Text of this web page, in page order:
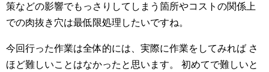
策などの影響でもっさりしてしまう箇所やコストの関係上
での肉抜き穴は最低限処理したいですね。
今回行った作業は全体的には、実際に作業をしてみれば さ
ほど難しいことはなかったと思います。 初めてで難しいと